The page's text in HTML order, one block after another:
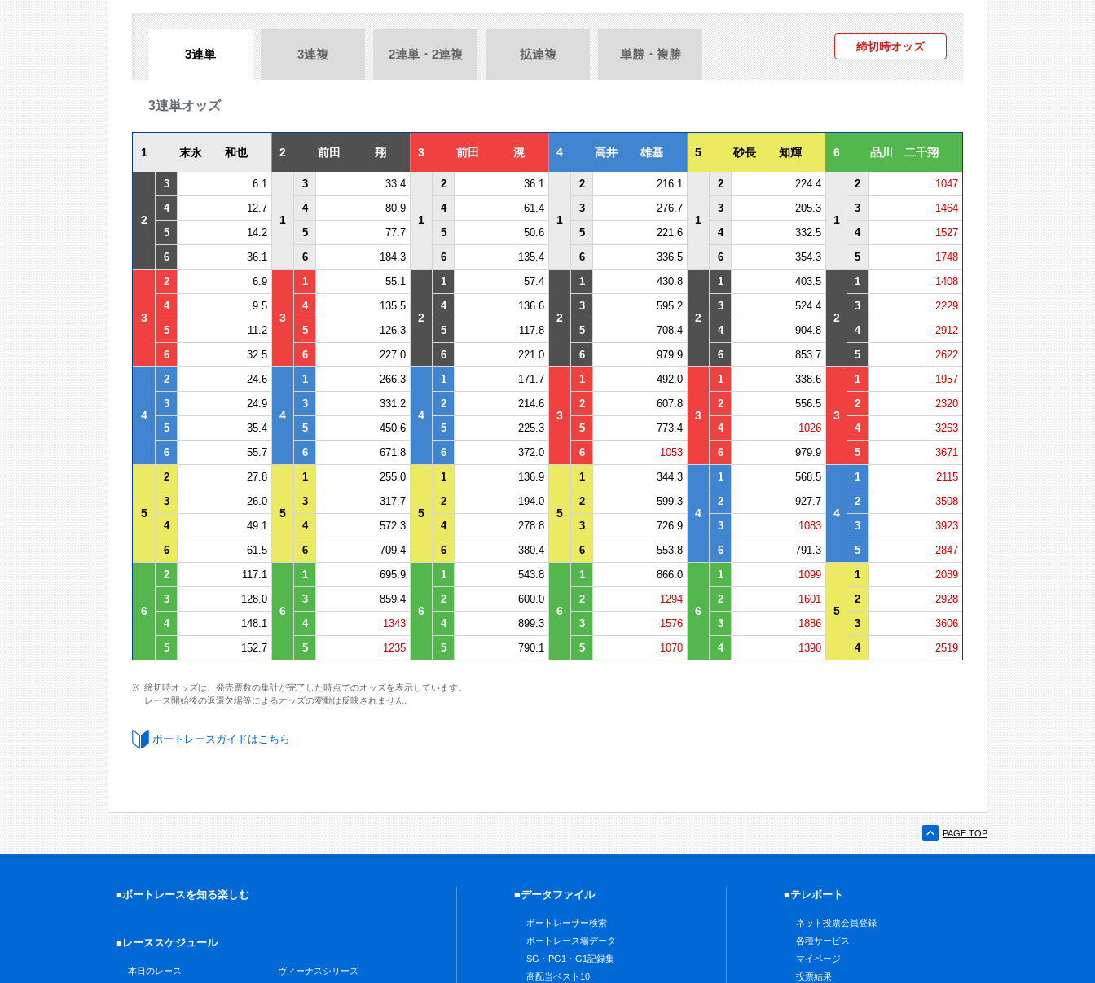
3連単 3連複 2連単・2連複 拡連複 単勝・複勝
締切時オッズ
3連単オッズ
1 末永 和也 2 前田 翔 3 前田 滉 4 高井 雄基 5 砂長 知輝 6 品川 二千翔
2
3 6.1
1
3 33.4
1
2 36.1
1
2 216.1
1
2 224.4
1
2
1047
4
12.7 4 80.9 4 61.4 3 276.7 3 205.3 3
1464
5
14.2 5 77.7 5 50.6 5 221.6 4 332.5 4
1527
6
36.1 6 184.3 6 135.4 6 336.5 6 354.3 5 1748
3
2 6.9
3
1 55.1
2
1 57.4
2
1 430.8
2
1 403.5
2
1
1408
4
9.5 4 135.5 4 136.6 3 595.2 3 524.4 3
2229
5
11.2 5 126.3 5 117.8 5 708.4 4 904.8 4
2912
6
32.5 6 227.0 6 221.0 6 979.9 6 853.7 5 2622
4
2 24.6
4
1 266.3
4
1 171.7
3
1 492.0
3
1 338.6
3
1
1957
3
24.9 3 331.2 2 214.6 2 607.8 2 556.5 2
2320
5
35.4 5 450.6 5 225.3 5 773.4 4 1026 4
3263
6
55.7 6 671.8 6 372.0 6 1053 6 979.9 5 3671
5
2 27.8
5
1 255.0
5
1 136.9
5
1 344.3
4
1 568.5
4
1
2115
3
26.0 3 317.7 2 194.0 2 599.3 2 927.7 2
3508
4
49.1 4 572.3 4 278.8 3 726.9 3 1083 3
3923
6
61.5 6 709.4 6 380.4 6 553.8 6 791.3 5 2847
6
2 117.1
6
1 695.9
6
1 543.8
6
1 866.0
6
1 1099
5
1
2089
3
128.0 3 859.4 2 600.0 2 1294 2 1601 2
2928
4
148.1 4 1343 4 899.3 3 1576 3 1886 3
3606
5
152.7 5 1235 5 790.1 5 1070 4 1390 4 2519
締切時オッズは、発売票数の集計が完了した時点でのオッズを表示しています。
レース開始後の返還欠場等によるオッズの変動は反映されません。
ボートレースガイドはこちら
PAGE TOP
■ボートレースを知る楽しむ
■レーススケジュール
本日のレース ヴィーナスシリーズ
■データファイル
ボートレーサー検索
ボートレース場データ
SG・PG1・G1記録集
高配当ベスト10
■テレボート
ネット投票会員登録
各種サービス
マイページ
投票結果